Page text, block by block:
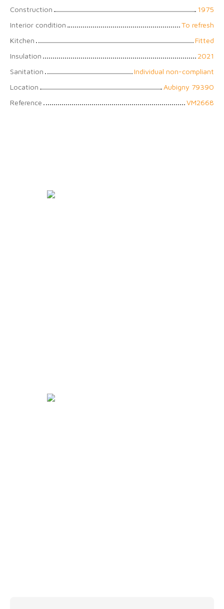
Construction
1975
Interior condition
To refresh
Kitchen
Fitted
Insulation
2021
Sanitation
Individual non-compliant
Location
Aubigny 79390
Reference
VM2668